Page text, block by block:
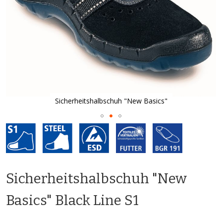
Sicherheitshalbschuh "New Basics"
Zum
Anfang
der
Sicherheitshalbschuh "New
Basics" Black Line S1